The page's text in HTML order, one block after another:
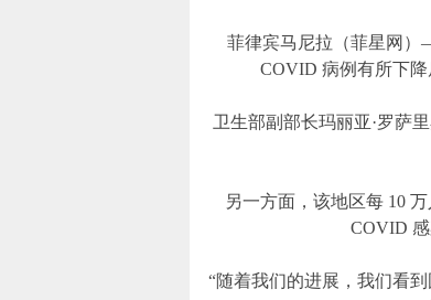
菲律宾马尼拉（菲星网
COVID 病例有所下降
卫生部副部长玛丽亚·罗萨
另一方面，该地区每 10
COVID 感
“随着我们的进展，我们看